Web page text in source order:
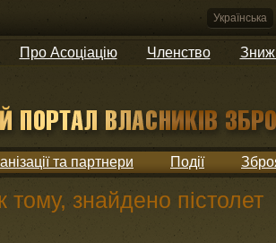
Українська
Про Асоціацію Членство
та партнери Події
тому, знайдено пістолет